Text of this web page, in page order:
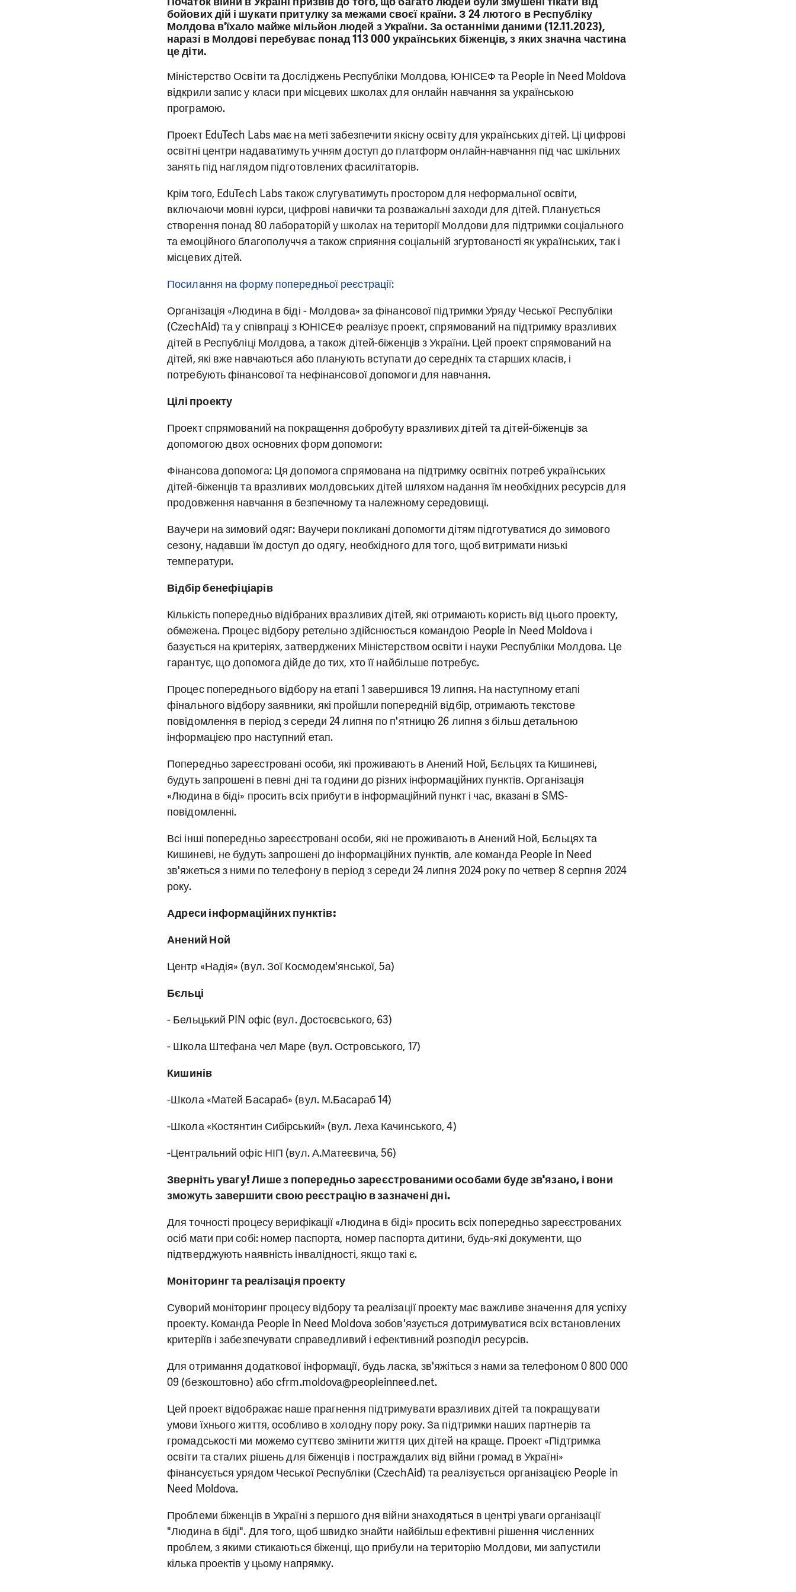
бойових дій і шукати притулку за межами своєї країни. З 24 лютого в Республіку
Молдова в'їхало майже мільйон людей з України. За останніми даними (12.11.2023),
наразі в Молдові перебуває понад 113 000 українських біженців, з яких значна частина
це діти.
Міністерство Освіти та Досліджень Республіки Молдова, ЮНІСЕФ та People in Need Moldova
відкрили запис у класи при місцевих школах для онлайн навчання за українською
програмою.
Проект EduTech Labs має на меті забезпечити якісну освіту для українських дітей. Ці цифрові
освітні центри надаватимуть учням доступ до платформ онлайн-навчання під час шкільних
занять під наглядом підготовлених фасилітаторів.
Крім того, EduTech Labs також слугуватимуть простором для неформальної освіти,
включаючи мовні курси, цифрові навички та розважальні заходи для дітей. Планується
створення понад 80 лабораторій у школах на території Молдови для підтримки соціального
та емоційного благополуччя а також сприяння соціальній згуртованості як українських, так і
місцевих дітей.
Посилання на форму попередньої реєстрації:
Організація «Людина в біді - Молдова» за фінансової підтримки Уряду Чеської Республіки
(CzechAid) та у співпраці з ЮНІСЕФ реалізує проект, спрямований на підтримку вразливих
дітей в Республіці Молдова, а також дітей-біженців з України. Цей проект спрямований на
дітей, які вже навчаються або планують вступати до середніх та старших класів, і
потребують фінансової та нефінансової допомоги для навчання.
Цілі проекту
Проект спрямований на покращення добробуту вразливих дітей та дітей-біженців за
допомогою двох основних форм допомоги:
Фінансова допомога: Ця допомога спрямована на підтримку освітніх потреб українських
дітей-біженців та вразливих молдовських дітей шляхом надання їм необхідних ресурсів для
продовження навчання в безпечному та належному середовищі.
Ваучери на зимовий одяг: Ваучери покликані допомогти дітям підготуватися до зимового
сезону, надавши їм доступ до одягу, необхідного для того, щоб витримати низькі
температури.
Відбір бенефіціарів
Кількість попередньо відібраних вразливих дітей, які отримають користь від цього проекту,
обмежена. Процес відбору ретельно здійснюється командою People in Need Moldova і
базується на критеріях, затверджених Міністерством освіти і науки Республіки Молдова. Це
гарантує, що допомога дійде до тих, хто її найбільше потребує.
Процес попереднього відбору на етапі 1 завершився 19 липня. На наступному етапі
фінального відбору заявники, які пройшли попередній відбір, отримають текстове
повідомлення в період з середи 24 липня по п'ятницю 26 липня з більш детальною
інформацією про наступний етап.
Попередньо зареєстровані особи, які проживають в Анений Ной, Бєльцях та Кишиневі,
будуть запрошені в певні дні та години до різних інформаційних пунктів. Організація
«Людина в біді» просить всіх прибути в інформаційний пункт і час, вказані в SMS-
повідомленні.
Всі інші попередньо зареєстровані особи, які не проживають в Анений Ной, Бєльцях та
Кишиневі, не будуть запрошені до інформаційних пунктів, але команда People in Need
зв'яжеться з ними по телефону в період з середи 24 липня 2024 року по четвер 8 серпня 2024
року.
Адреси інформаційних пунктів:
Анений Ной
Центр «Надія» (вул. Зої Космодем'янської, 5а)
Бєльці
- Бельцький PIN офіс (вул. Достоєвського, 63)
- Школа Штефана чел Маре (вул. Островського, 17)
Кишинів
-Школа «Матей Басараб» (вул. М.Басараб 14)
-Школа «Костянтин Сибірський» (вул. Леха Качинського, 4)
-Центральний офіс НІП (вул. А.Матеєвича, 56)
Зверніть увагу! Лише з попередньо зареєстрованими особами буде зв'язано, і вони
зможуть завершити свою реєстрацію в зазначені дні.
Для точності процесу верифікації «Людина в біді» просить всіх попередньо зареєстрованих
осіб мати при собі: номер паспорта, номер паспорта дитини, будь-які документи, що
підтверджують наявність інвалідності, якщо такі є.
Моніторинг та реалізація проекту
Суворий моніторинг процесу відбору та реалізації проекту має важливе значення для успіху
проекту. Команда People in Need Moldova зобов'язується дотримуватися всіх встановлених
критеріїв і забезпечувати справедливий і ефективний розподіл ресурсів.
Для отримання додаткової інформації, будь ласка, зв'яжіться з нами за телефоном 0 800 000
09 (безкоштовно) або cfrm.moldova@peopleinneed.net.
Цей проект відображає наше прагнення підтримувати вразливих дітей та покращувати
умови їхнього життя, особливо в холодну пору року. За підтримки наших партнерів та
громадськості ми можемо суттєво змінити життя цих дітей на краще. Проект «Підтримка
освіти та сталих рішень для біженців і постраждалих від війни громад в Україні»
фінансується урядом Чеської Республіки (CzechAid) та реалізується організацією People in
Need Moldova.
Проблеми біженців в Україні з першого дня війни знаходяться в центрі уваги організації
"Людина в біді". Для того, щоб швидко знайти найбільш ефективні рішення численних
проблем, з якими стикаються біженці, що прибули на територію Молдови, ми запустили
кілька проектів у цьому напрямку.